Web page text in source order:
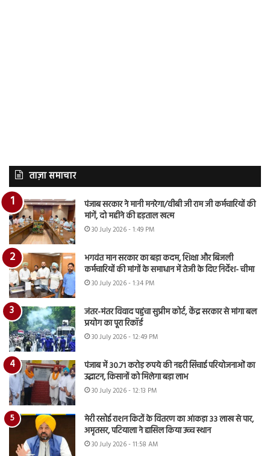
ताज़ा समाचार
पंजाब सरकार ने मानी मनरेगा/वीबी जी राम जी कर्मचारियों की
मांगें, दो महीने की हड़ताल खत्म
30 July 2026 - 1:49 PM
भगवंत मान सरकार का बड़ा कदम, शिक्षा और बिजली
कर्मचारियों की मांगों के समाधान में तेजी के दिए निर्देश- चीमा
30 July 2026 - 1:34 PM
जंतर-मंतर विवाद पहुंचा सुप्रीम कोर्ट, केंद्र सरकार से मांगा बल
प्रयोग का पूरा रिकॉर्ड
30 July 2026 - 12:49 PM
पंजाब में 30.71 करोड़ रुपये की नहरी सिंचाई परियोजनाओं का
उद्घाटन, किसानों को मिलेगा बड़ा लाभ
30 July 2026 - 12:13 PM
मेरी रसोई राशन किटों के वितरण का आंकड़ा 33 लाख से पार,
अमृतसर, पटियाला ने हासिल किया उच्च स्थान
30 July 2026 - 11:58 AM